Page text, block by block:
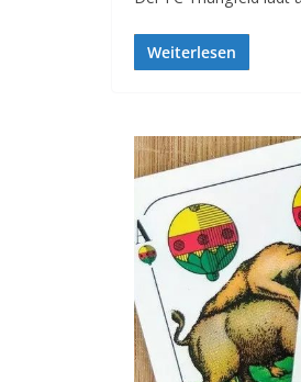
Weiterlesen